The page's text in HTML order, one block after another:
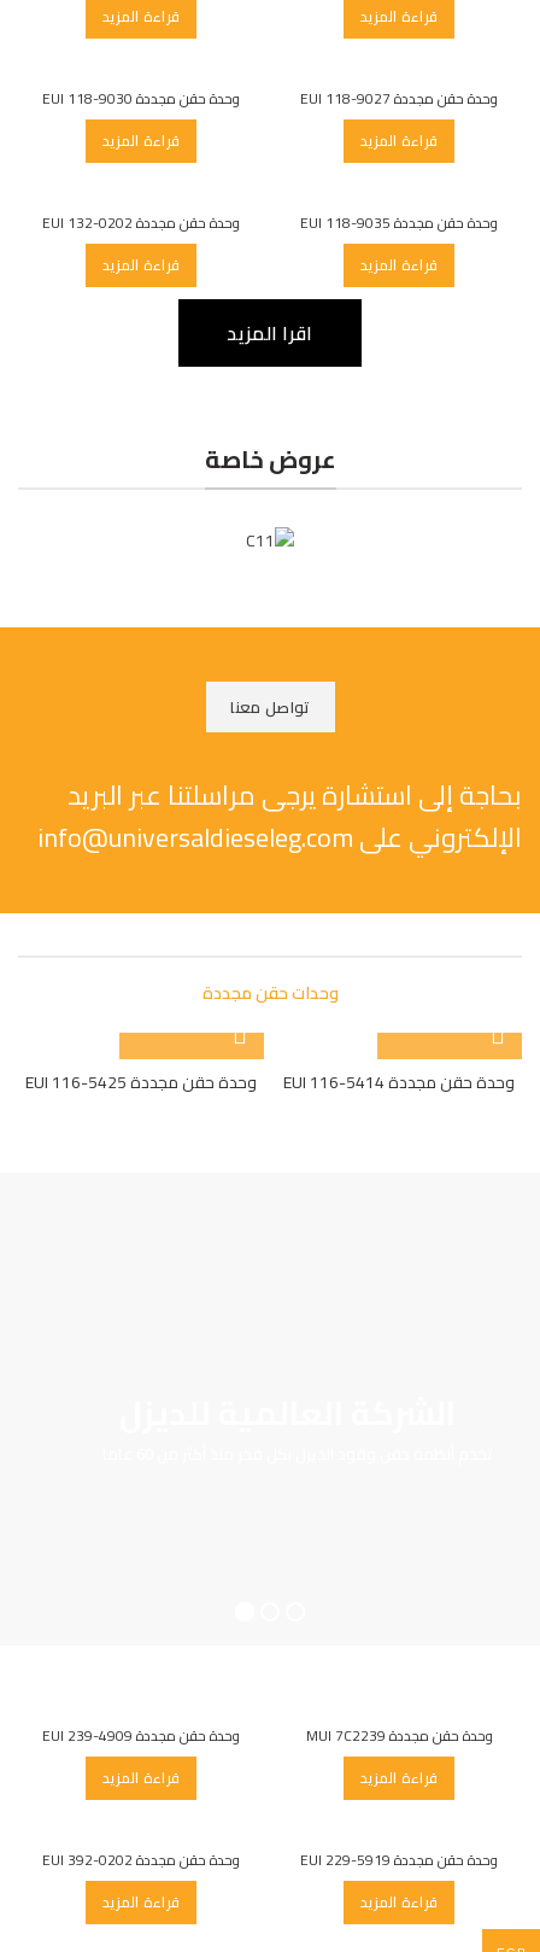
قراءة المزيد
قراءة المزيد
وحدة حقن مجددة EUI 118-9027
قراءة المزيد
وحدة حقن مجددة EUI 118-9030
قراءة المزيد
وحدة حقن مجددة EUI 118-9035
قراءة المزيد
وحدة حقن مجددة EUI 132-0202
قراءة المزيد
اقرا المزيد
عروض خاصة
تواصل معنا
بحاجة إلى استشارة يرجى مراسلتنا عبر البريد
الإلكتروني على info@universaldieseleg.com
وحدات حقن مجددة
وحدة حقن مجددة EUI 116-5414 وحدة حقن مجددة EUI 116-5425
وحدة حقن مجددة MUI 7C2239
قراءة المزيد
وحدة حقن مجددة EUI 239-4909
قراءة المزيد
وحدة حقن مجددة EUI 229-5919
قراءة المزيد
وحدة حقن مجددة EUI 392-0202
قراءة المزيد